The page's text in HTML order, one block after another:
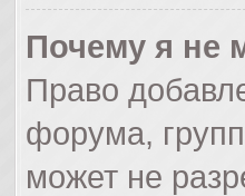
Почему я не
Право
форума,
может не